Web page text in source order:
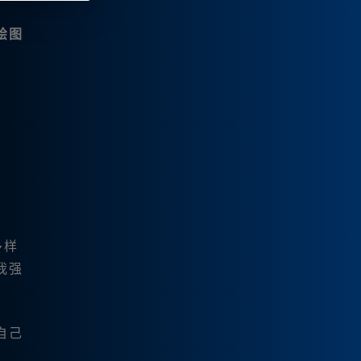
图
强
己